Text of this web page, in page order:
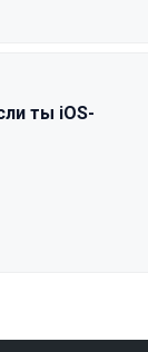
ты iOS-